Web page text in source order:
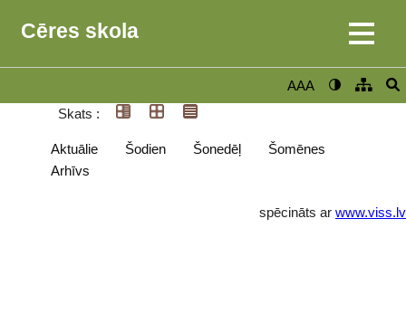
Cēres skola
AAA
Skats :
Aktuālie Šodien Šonedēļ
Šomēnes
Arhīvs
spēcināts ar www.viss.lv